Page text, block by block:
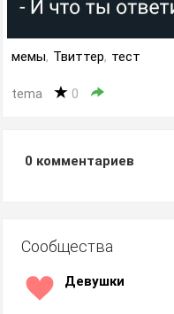
мемы, Твиттер, тест
tema 0
0 комментариев
Сообщества
Девушки